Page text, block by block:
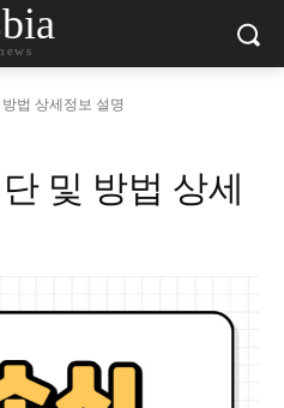
법 상세정보 설명
및 방법 상세